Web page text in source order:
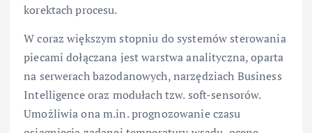
korektach procesu.
W coraz większym stopniu do systemów sterowania
piecami dołączana jest warstwa analityczna, oparta
na serwerach bazodanowych, narzędziach Business
Intelligence oraz modułach tzw. soft-sensorów.
Umożliwia ona m.in. prognozowanie czasu